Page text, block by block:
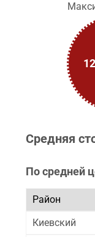
Средняя
По средней
Район
Киевский